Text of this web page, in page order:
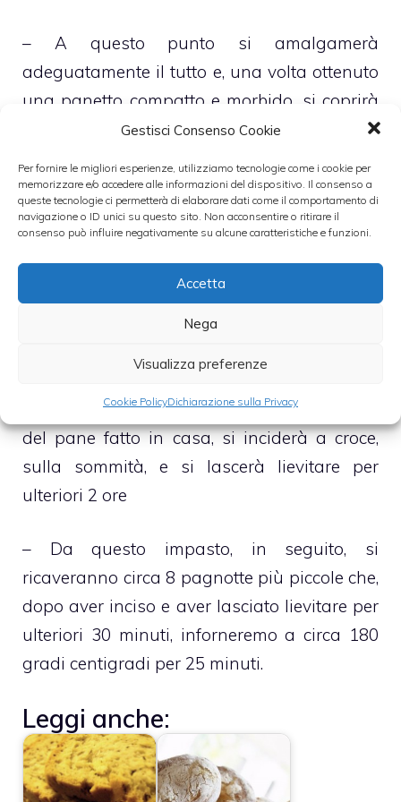
Gestisci Consenso Cookie
Per fornire le migliori esperienze, utilizziamo tecnologie come i cookie per
memorizzare e/o accedere alle informazioni del dispositivo. Il consenso a
queste tecnologie ci permetterà di elaborare dati come il comportamento di
navigazione o ID unici su questo sito. Non acconsentire o ritirare il
consenso può influire negativamente su alcune caratteristiche e funzioni.
Accetta
Nega
Visualizza preferenze
Cookie PolicyDichiarazione sulla Privacy
– A questo punto si amalgamerà
adeguatamente il tutto e, una volta ottenuto
una panetto compatto e morbido, si coprirà
con un telo caldo ed umido e si lascerà
– Successivamente, sulla spianatoia, si
disporrà la farina di kamut a fontana e,
all’interno, si porrà il panetto già lievitato, un
almeno 10 minuti e, ottenuta la tipica forma
del pane fatto in casa, si inciderà a croce,
sulla sommità, e si lascerà lievitare per
ulteriori 2 ore
– Da questo impasto, in seguito, si
ricaveranno circa 8 pagnotte più piccole che,
dopo aver inciso e aver lasciato lievitare per
ulteriori 30 minuti, inforneremo a circa 180
gradi centigradi per 25 minuti.
Leggi anche: